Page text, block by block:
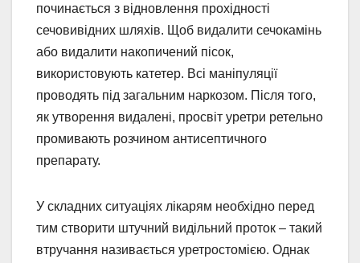
починається з відновлення прохідності
сечовивідних шляхів. Щоб видалити сечокамінь
або видалити накопичений пісок,
використовують катетер. Всі маніпуляції
проводять під загальним наркозом. Після того,
як утворення видалені, просвіт уретри ретельно
промивають розчином антисептичного
препарату.
У складних ситуаціях лікарям необхідно перед
тим створити штучний видільний проток – такий
втручання називається уретростомією. Однак